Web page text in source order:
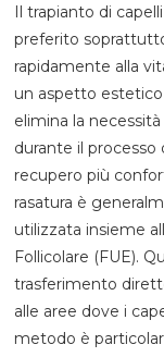
Il trapianto di
preferito
rapidamente alla
un aspetto
elimina la
durante il processo
recupero più
rasatura è
utilizzata insieme
Follicolare (FUE).
trasferimento
alle aree dove i
metodo è